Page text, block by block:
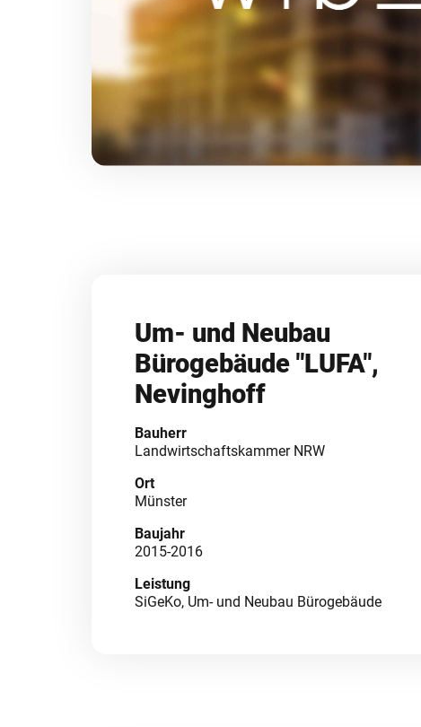
Um- und Neubau
Bürogebäude "LUFA",
Nevinghoff
Bauherr
Landwirtschaftskammer NRW
Ort
Münster
Baujahr
2015-2016
Leistung
SiGeKo, Um- und Neubau Bürogebäude